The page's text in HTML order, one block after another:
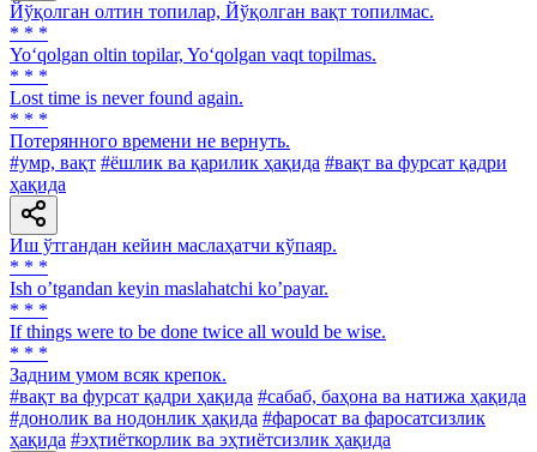
Йўқолган олтин топилар, Йўқолган вақт топилмас.
* * *
Yo‘qolgan oltin topilar, Yo‘qolgan vaqt topilmas.
* * *
Lost time is never found again.
* * *
Потерянного времени не вернуть.
#умр, вақт #ёшлик ва қарилик ҳақида #вақт ва фурсат қадри
ҳақида
Иш ўтгандан кейин маслаҳатчи кўпаяр.
* * *
Ish oʼtgandan keyin maslahatchi koʼpayar.
* * *
If things were to be done twice all would be wise.
* * *
Задним умом всяк крепок.
#вақт ва фурсат қадри ҳақида #сабаб, баҳона ва натижа ҳақида
#донолик ва нодонлик ҳақида #фаросат ва фаросатсизлик
ҳақида #эҳтиёткорлик ва эҳтиётсизлик ҳақида